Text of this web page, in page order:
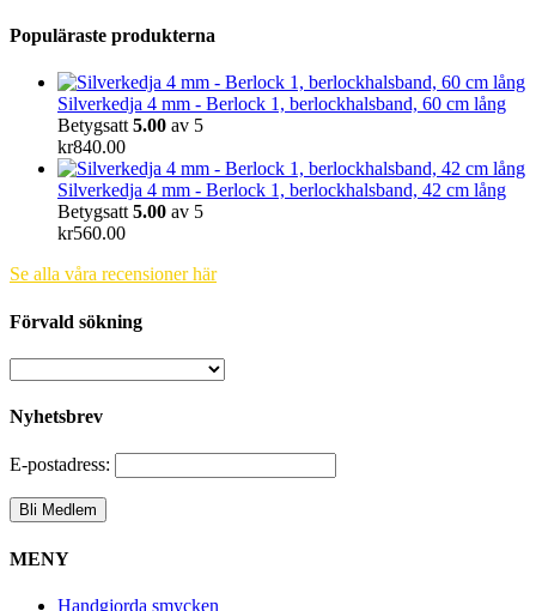
Populäraste produkterna
Silverkedja 4 mm - Berlock 1, berlockhalsband, 60 cm lång
Betygsatt 5.00 av 5
kr840.00
Silverkedja 4 mm - Berlock 1, berlockhalsband, 42 cm lång
Betygsatt 5.00 av 5
kr560.00
Se alla våra recensioner här
Förvald sökning
Nyhetsbrev
E-postadress:
MENY
Handgjorda smycken